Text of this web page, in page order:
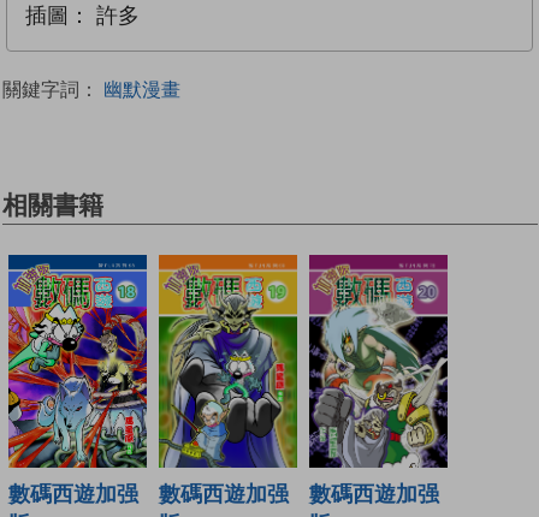
插圖：
許多
關鍵字詞： 幽默漫畫
相關書籍
數碼西遊加强
數碼西遊加强
數碼西遊加强